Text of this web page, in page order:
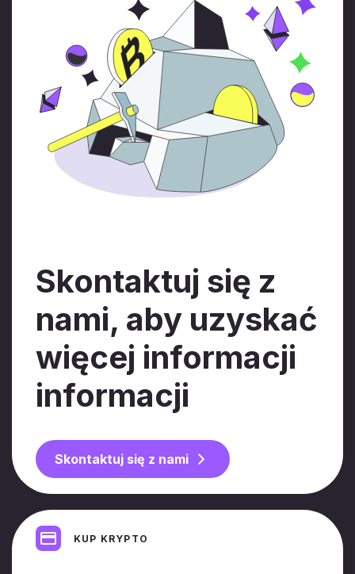
Skontaktuj się z
nami, aby uzyskać
więcej informacji
informacji
Skontaktuj się z nami
KUP KRYPTO